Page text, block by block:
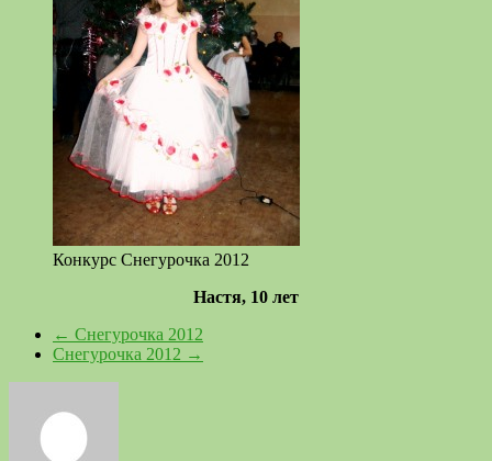
Конкурс Снегурочка 2012
Настя, 10 лет
← Снегурочка 2012
Снегурочка 2012 →